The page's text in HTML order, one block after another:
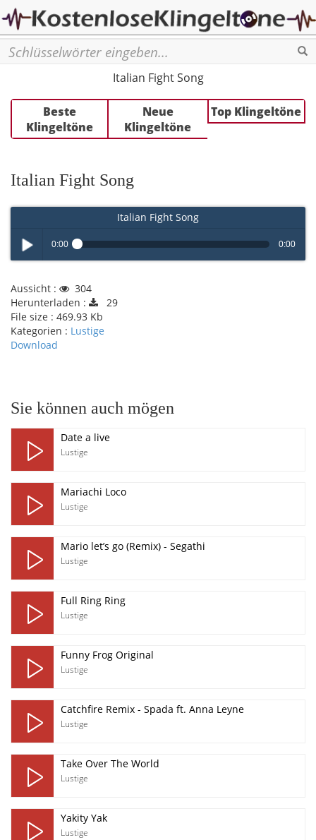
Italian Fight Song
Beste
Klingeltöne
Neue
Klingeltöne
Top Klingeltöne
Italian Fight Song
Italian Fight Song
Play /
0:00 0:00
Aussicht :
304
Herunterladen :
29
File size : 469.93 Kb
Kategorien : Lustige
Download
Sie können auch mögen
Date a live
Lustige
Mariachi Loco
Lustige
Mario let’s go (Remix) - Segathi
Lustige
Full Ring Ring
Lustige
Funny Frog Original
Lustige
Catchfire Remix - Spada ft. Anna Leyne
Lustige
Take Over The World
Lustige
Yakity Yak
Lustige